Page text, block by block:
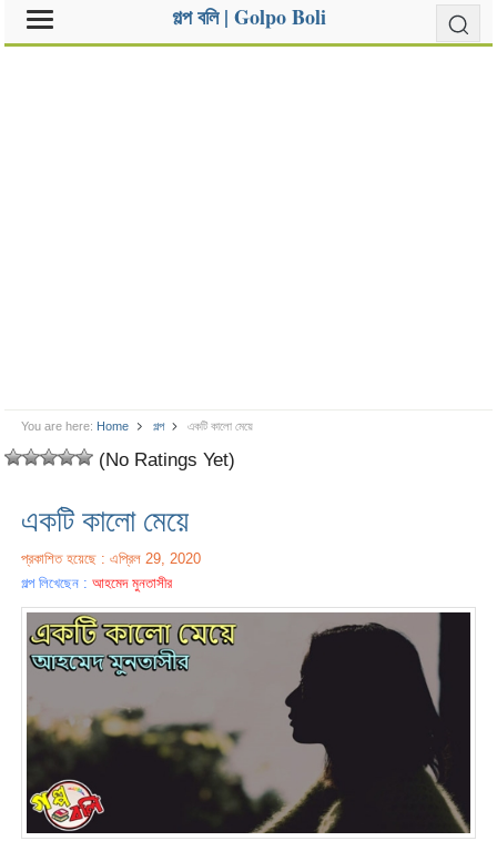
গল্প বলি | Golpo Boli
You are here: Home গল্প একটি কালো মেয়ে
(No Ratings Yet)
একটি কালো মেয়ে
প্রকাশিত হয়েছে : এপ্রিল 29, 2020
গল্প লিখেছেন :আহমেদ মুনতাসীর